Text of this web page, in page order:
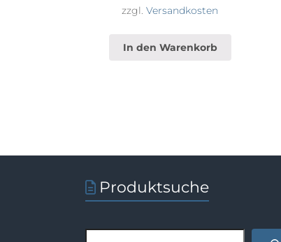
zzgl.Versandkosten
In den Warenkorb
Produktsuche